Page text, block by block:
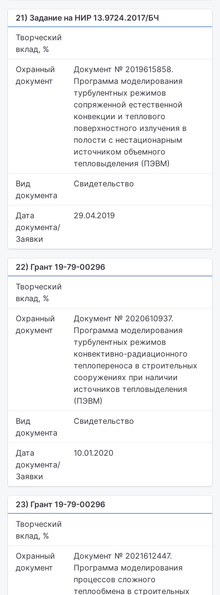
21) Задание на НИР 13.9724.2017/БЧ
Творческий
вклад, %
Охранный
документ
Документ № 2019615858.
Программа моделирования
турбулентных режимов
сопряженной естественной
конвекции и теплового
поверхностного излучения в
полости с нестационарным
источником объемного
тепловыделения (ПЭВМ)
Вид
документа
Свидетельство
Дата
документа/
Заявки
29.04.2019
22) Грант 19-79-00296
Творческий
вклад, %
Охранный
документ
Документ № 2020610937.
Программа моделирования
турбулентных режимов
конвективно-радиационного
теплопереноса в строительных
сооружениях при наличии
источников тепловыделения
(ПЭВМ)
Вид
документа
Свидетельство
Дата
документа/
Заявки
10.01.2020
23) Грант 19-79-00296
Творческий
вклад, %
Охранный
документ
Документ № 2021612447.
Программа моделирования
процессов сложного
теплообмена в строительных